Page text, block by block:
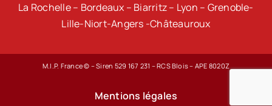
La Rochelle – Bordeaux – Biarritz – Lyon – Grenoble-
Lille-Niort-Angers -Châteauroux
M.I.P. France © – Siren 529 167 231 – RCS Blois – APE 8020Z
Mentions légales